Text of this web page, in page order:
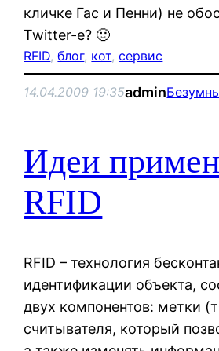
кличке Гас и Пенни) не
Twitter-е? 🙂
RFID, блог, кот, сервис
14.04.2009 19:35admin
Идеи
RFID
RFID – технология
идентификации объекта,
двух компонентов: метки
считывателя, который